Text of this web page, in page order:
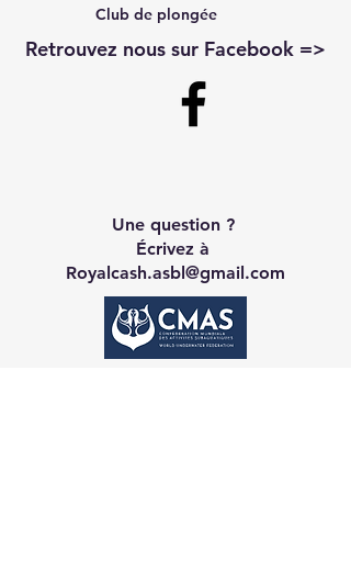
Club de plongée
Retrouvez nous sur Facebook =>
Une question ?
Écrivez à
Royalcash.asbl@gmail.com